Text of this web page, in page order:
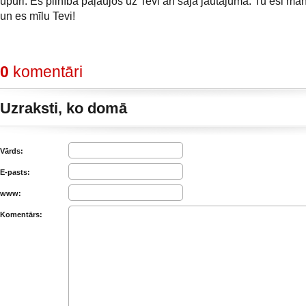
un es mīlu Tevi!
0 komentāri
Uzraksti, ko domā
Vārds:
E-pasts:
www:
Komentārs: